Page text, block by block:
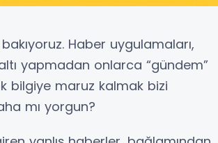
Haber uygulamaları,
yapmadan onlarca “gündem”
bilgiye maruz kalmak bizi
mı yorgun?